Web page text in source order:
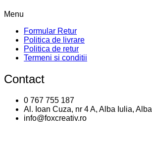
Menu
Formular Retur
Politica de livrare
Politica de retur
Termeni si conditii
Contact
0 767 755 187
Al. Ioan Cuza, nr 4 A, Alba Iulia, Alba
info@foxcreativ.ro